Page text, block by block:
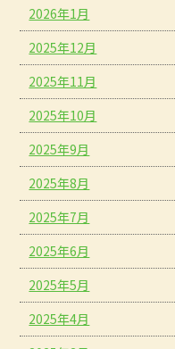
2026年1月
2025年12月
2025年11月
2025年10月
2025年9月
2025年8月
2025年7月
2025年6月
2025年5月
2025年4月